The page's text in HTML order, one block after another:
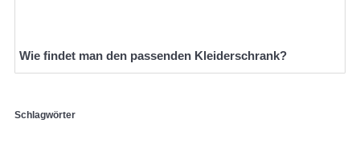
Wie findet man den passenden Kleiderschrank?
Schlagwörter